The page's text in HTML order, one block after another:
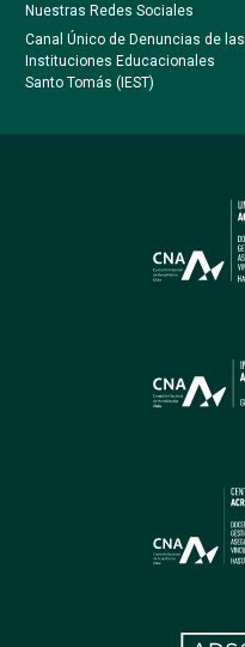
Nuestras Redes Sociales
Canal Único de Denuncias de las
Instituciones Educacionales
Santo Tomás (IEST)